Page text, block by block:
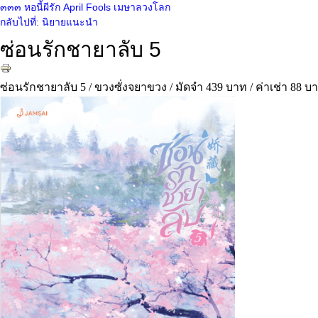
๓๓๓ หอนี้ผีรัก April Fools เมษาลวงโลก
กลับไปที่: นิยายแนะนำ
ซ่อนรักชายาลับ 5
ซ่อนรักชายาลับ 5 / ขวงซั่งจยาขวง / มัดจำ 439 บาท / ค่าเช่า 88 บ